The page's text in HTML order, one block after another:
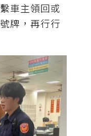
車主領回或
牌，再行行